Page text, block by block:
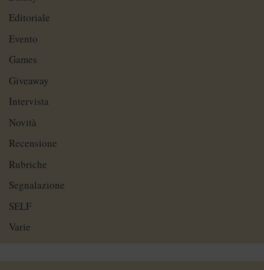
Editoriale
Evento
Games
Giveaway
Intervista
Novità
Recensione
Rubriche
Segnalazione
SELF
Varie